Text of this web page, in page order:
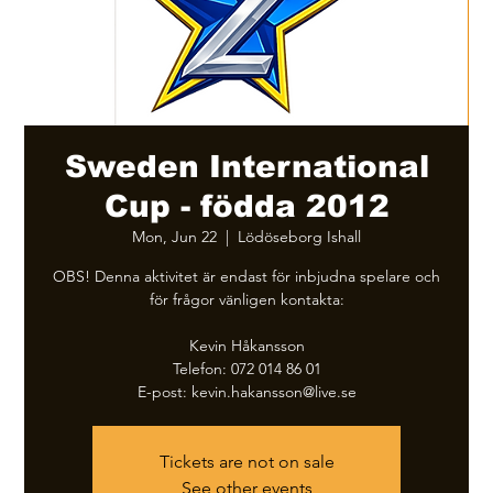
Sweden International
Cup - födda 2012
Mon, Jun 22
  |
Lödöseborg Ishall
OBS! Denna aktivitet är endast för inbjudna spelare och
för frågor vänligen kontakta:
Kevin Håkansson
Telefon: ‭072 014 86 01‬
E-post: kevin.hakansson@live.se
Tickets are not on sale
See other events